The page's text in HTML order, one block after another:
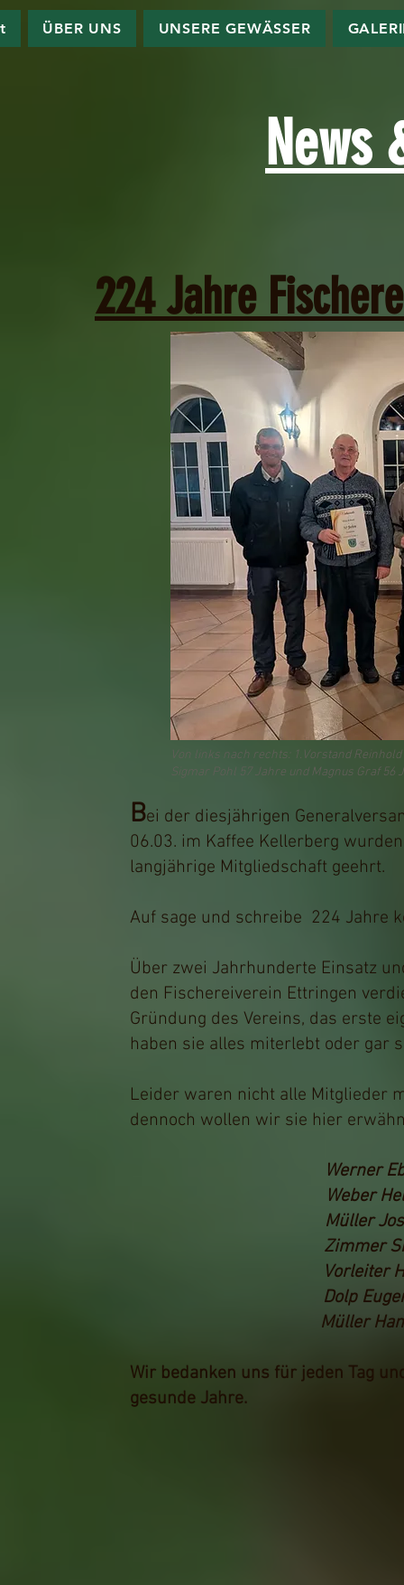
ÜBER UNS UNSERE GEWÄSSER
News
224 Jahre
Von links nach rechts: 1.Vorstand
Sigmar Pohl 57 Jahre und Magnus Graf 56
Bei der diesjährigen
06.03. im Kaffee Kellerberg
langjährige Mitgliedschaft geehrt.
Auf sage und schreibe 224 Jahre
Über zwei Jahrhunderte Einsatz
den Fischereiverein Ettringen
Gründung des Vereins, das erste
haben sie alles miterlebt oder gar
Leider waren nicht alle Mitglieder
dennoch wollen wir sie hier
Werner
Weber
Müller
Zimmer
Dolp
Müller
Wir bedanken uns für jeden Tag
gesunde Jahre.